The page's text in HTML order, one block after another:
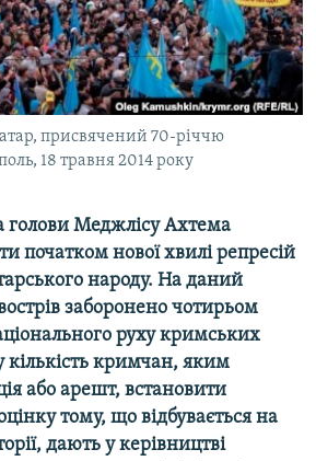
КРИМУ
присвячений 70-річчю
18 травня 2014 року
голови Меджлісу Ахтема
початком нової хвилі репресій
народу. На даний
заборонено чотирьом
руху кримських
кількість кримчан, яким
або арешт, встановити
тому, що відбувається на
дають у керівництві